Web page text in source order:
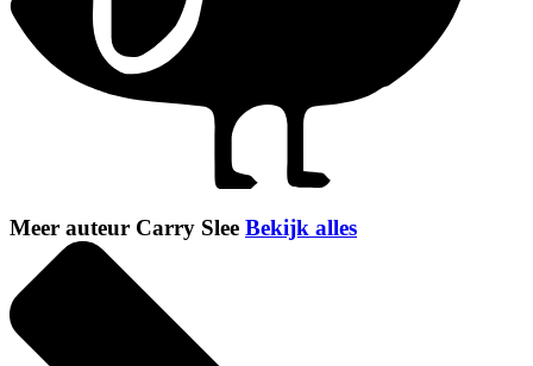
Meer auteur Carry Slee Bekijk alles